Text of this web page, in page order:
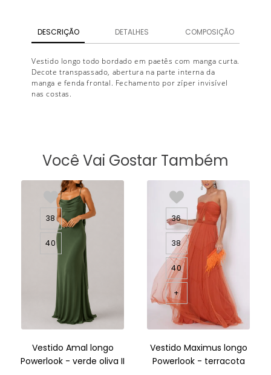
DESCRIÇÃO DETALHES COMPOSIÇÃO
Vestido longo todo bordado em paetês com manga curta.
Decote transpassado, abertura na parte interna da
manga e fenda frontal. Fechamento por zíper invisível
nas costas.
Você Vai Gostar Também
38
40
Vestido Amal longo
Powerlook - verde oliva II
36
38
40
+
Vestido Maximus longo
Powerlook - terracota